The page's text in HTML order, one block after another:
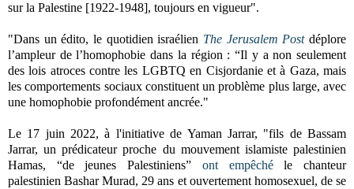
sur la Palestine [1922-1948], toujours en vigueur".
"Dans un édito, le quotidien israélien The Jerusalem Postdéplore
l’ampleur de l’homophobie dans la région : “Il y a non seulement
des lois atroces contre les LGBTQ en Cisjordanie et à Gaza, mais
les comportements sociaux constituent un problème plus large, avec
une homophobie profondément ancrée."
Le 17 juin 2022, à l'initiative de Yaman Jarrar, "fils de Bassam
Jarrar, un prédicateur proche du mouvement islamiste palestinien
Hamas, “de jeunes Palestiniens” ont empêchéle chanteur
palestinien Bashar Murad, 29 ans et ouvertement homosexuel, de se